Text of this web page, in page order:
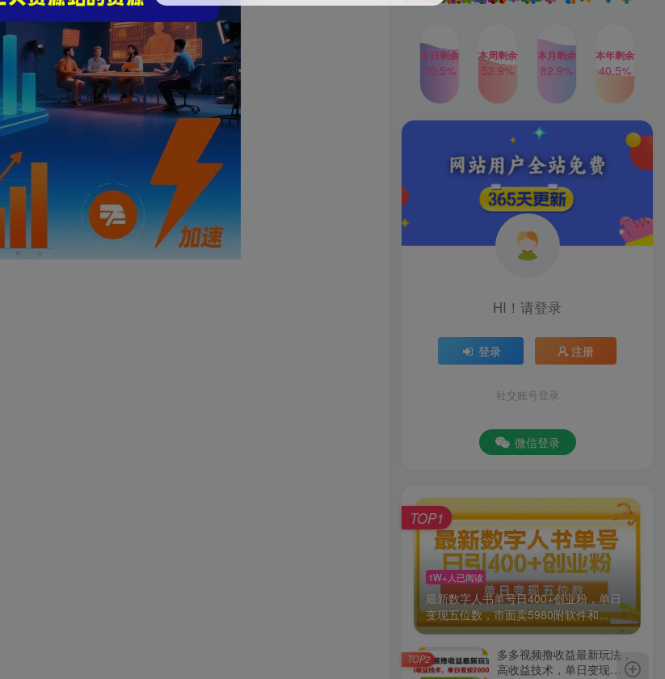
数，操作简单 上手难度低
2年前 1W+人已阅读
电商，新手小白 简单操作，
2年前 1W+人已阅读
TOP4
发行人计划蛋仔派对全新玩
法，一天3000＋，蓝海暴力
变现2年前
公众号S粉新玩法，简单操
作、多重变现，每日收益1k
2年前
今日剩余
70.5%
本周剩余
52.9%
本月剩余
82.9%
本年剩余
40.5%
HI！请登录
登录 注册
社交账号登录
微信登录
1W+人已阅读
最新数字人书单号日400+创业粉，单日
变现五位数，市面卖5980附软件和...
TOP1
多多视频撸收益最新玩法，
高收益技术，单日变现
TOP2